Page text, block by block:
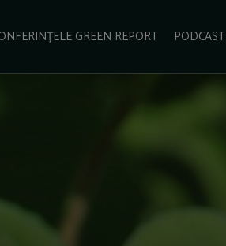
GREEN REPORT PODCAST
SCHIMBĂRI CLIMATICE